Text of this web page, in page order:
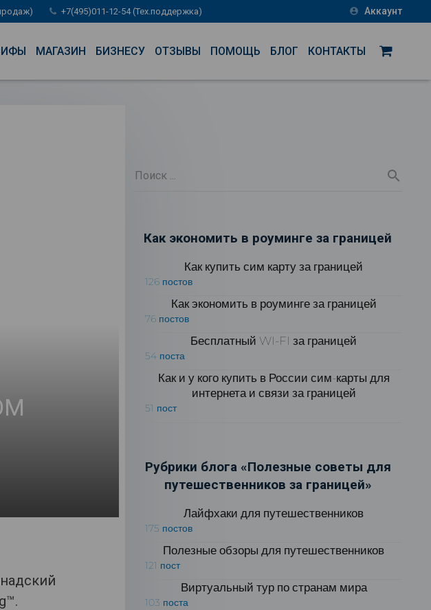
+7(495)011-12-54 (Тех.поддержка) account_circle Аккаунт
МАГАЗИН БИЗНЕСУ ОТЗЫВЫ ПОМОЩЬ БЛОГ КОНТАКТЫ
Как экономить в роуминге за границей
Как купить сим карту за границей
126 постов
Как экономить в роуминге за границей
76 постов
Бесплатный WI-FI за границей
54 поста
Как и у кого купить в России сим-карты для
интернета и связи за границей
51 пост
Рубрики блога «Полезные советы для
путешественников за границей»
Лайфхаки для путешественников
175 постов
Полезные обзоры для путешественников
121 пост
Виртуальный тур по странам мира
103 поста